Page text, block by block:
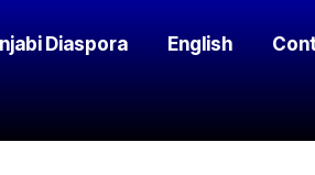
Diaspora English